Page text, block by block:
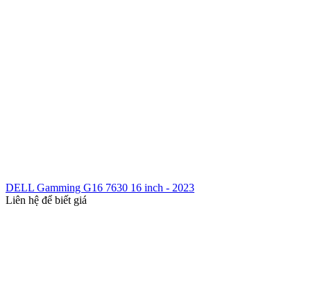
DELL Gamming G16 7630 16 inch - 2023
Liên hệ để biết giá